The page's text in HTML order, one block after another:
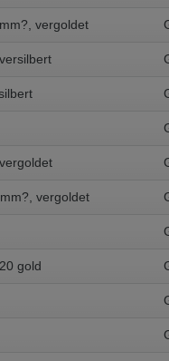
vergoldet
vergoldet
gold